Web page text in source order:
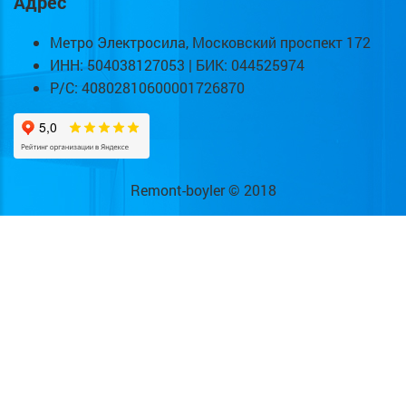
Метро Электросила, Московский проспект 172
ИНН: 504038127053 | БИК: 044525974
Р/С: 40802810600001726870
Remont-boyler © 2018